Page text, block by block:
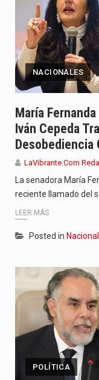
NACIONALES
María
Iván Cepeda
Desobediencia
LaVibrante.Com
La senadora María
reciente llamado del
LEER MÁS
Posted in
POLÍTICA